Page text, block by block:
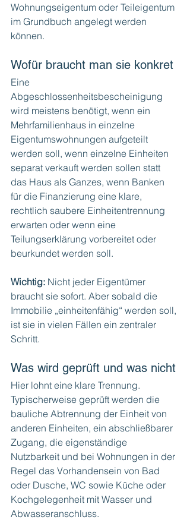
Wohnungseigentum oder Teileigentum
im Grundbuch angelegt werden
können.
Wofür braucht man sie konkret
Eine
Abgeschlossenheitsbescheinigung
wird meistens benötigt, wenn ein
Mehrfamilienhaus in einzelne
Eigentumswohnungen aufgeteilt
werden soll, wenn einzelne Einheiten
separat verkauft werden sollen statt
das Haus als Ganzes, wenn Banken
für die Finanzierung eine klare,
rechtlich saubere Einheitentrennung
erwarten oder wenn eine
Teilungserklärung vorbereitet oder
beurkundet werden soll.
Wichtig: Nicht jeder Eigentümer
braucht sie sofort. Aber sobald die
Immobilie „einheitenfähig“ werden soll,
ist sie in vielen Fällen ein zentraler
Schritt.
Was wird geprüft und was nicht
Hier lohnt eine klare Trennung.
Typischerweise geprüft werden die
bauliche Abtrennung der Einheit von
anderen Einheiten, ein abschließbarer
Zugang, die eigenständige
Nutzbarkeit und bei Wohnungen in der
Regel das Vorhandensein von Bad
oder Dusche, WC sowie Küche oder
Kochgelegenheit mit Wasser und
Abwasseranschluss.